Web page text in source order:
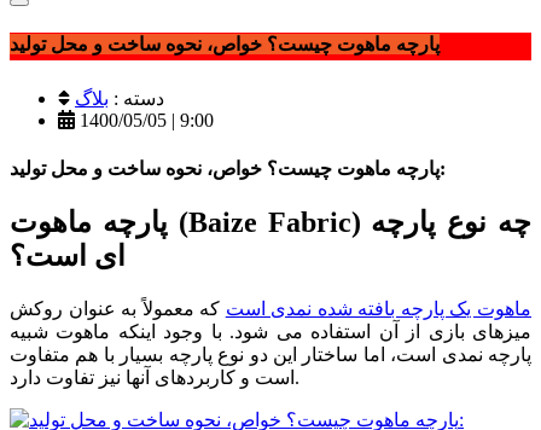
Toggle
navigation
پارچه ماهوت چیست؟ خواص، نحوه ساخت و محل تولید
دسته : بلاگ
1400/05/05 | 9:00
پارچه ماهوت چیست؟ خواص، نحوه ساخت و محل تولید:
پارچه ماهوت (Baize Fabric) چه نوع پارچه
ای است؟
ماهوت یک پارچه بافته شده نمدی است که معمولاً به عنوان روکش
میزهای بازی از آن استفاده می شود. با وجود اینکه ماهوت شبیه
پارچه نمدی است، اما ساختار این دو نوع پارچه بسیار با هم متفاوت
است و کاربردهای آنها نیز تفاوت دارد.